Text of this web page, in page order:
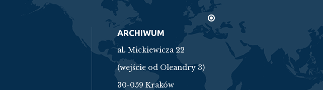
ARCHIWUM
al. Mickiewicza 22
(wejście od Oleandry 3)
30-059 Kraków